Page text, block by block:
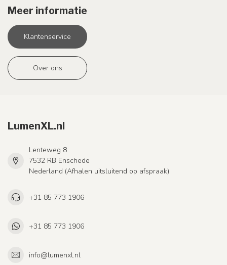
Meer informatie
Klantenservice
Over ons
LumenXL.nl
Lenteweg 8
7532 RB Enschede
Nederland (Afhalen uitsluitend op afspraak)
+31 85 773 1906
+31 85 773 1906
info@lumenxl.nl